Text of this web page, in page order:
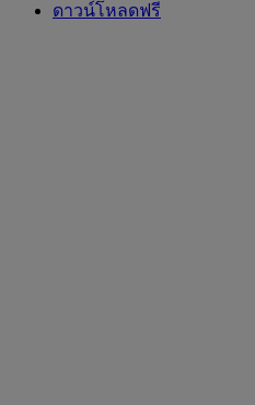
ดาวน์โหลดฟรี